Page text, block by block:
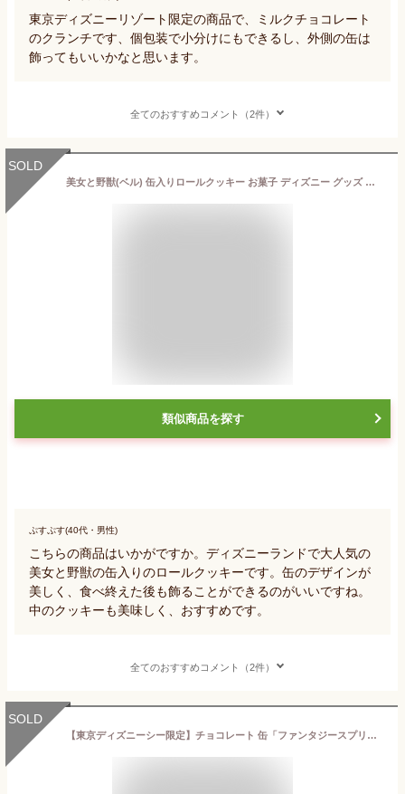
東京ディズニーリゾート限定の商品で、ミルクチョコレート
のクランチです、個包装で小分けにもできるし、外側の缶は
飾ってもいいかなと思います。
全てのおすすめコメント（2件）
SOLD
美女と野獣(ベル) 缶入りロールクッキー お菓子 ディズニー グッズ お土産【東京ディズニーリゾート限定】
類似商品を探す
ぷすぷす(40代・男性)
こちらの商品はいかがですか。ディズニーランドで大人気の
美女と野獣の缶入りのロールクッキーです。缶のデザインが
美しく、食べ終えた後も飾ることができるのがいいですね。
中のクッキーも美味しく、おすすめです。
全てのおすすめコメント（2件）
SOLD
【東京ディズニーシー限定】チョコレート 缶「ファンタジースプリングス」の壮大な美しい世界観をテーマにしたグッズ 【ドリーミング・オブ・ファンタジースプリングス】 TDR TokyoDisneyResort お菓子 お土産 ディズニー グッズ プレゼント (1個)